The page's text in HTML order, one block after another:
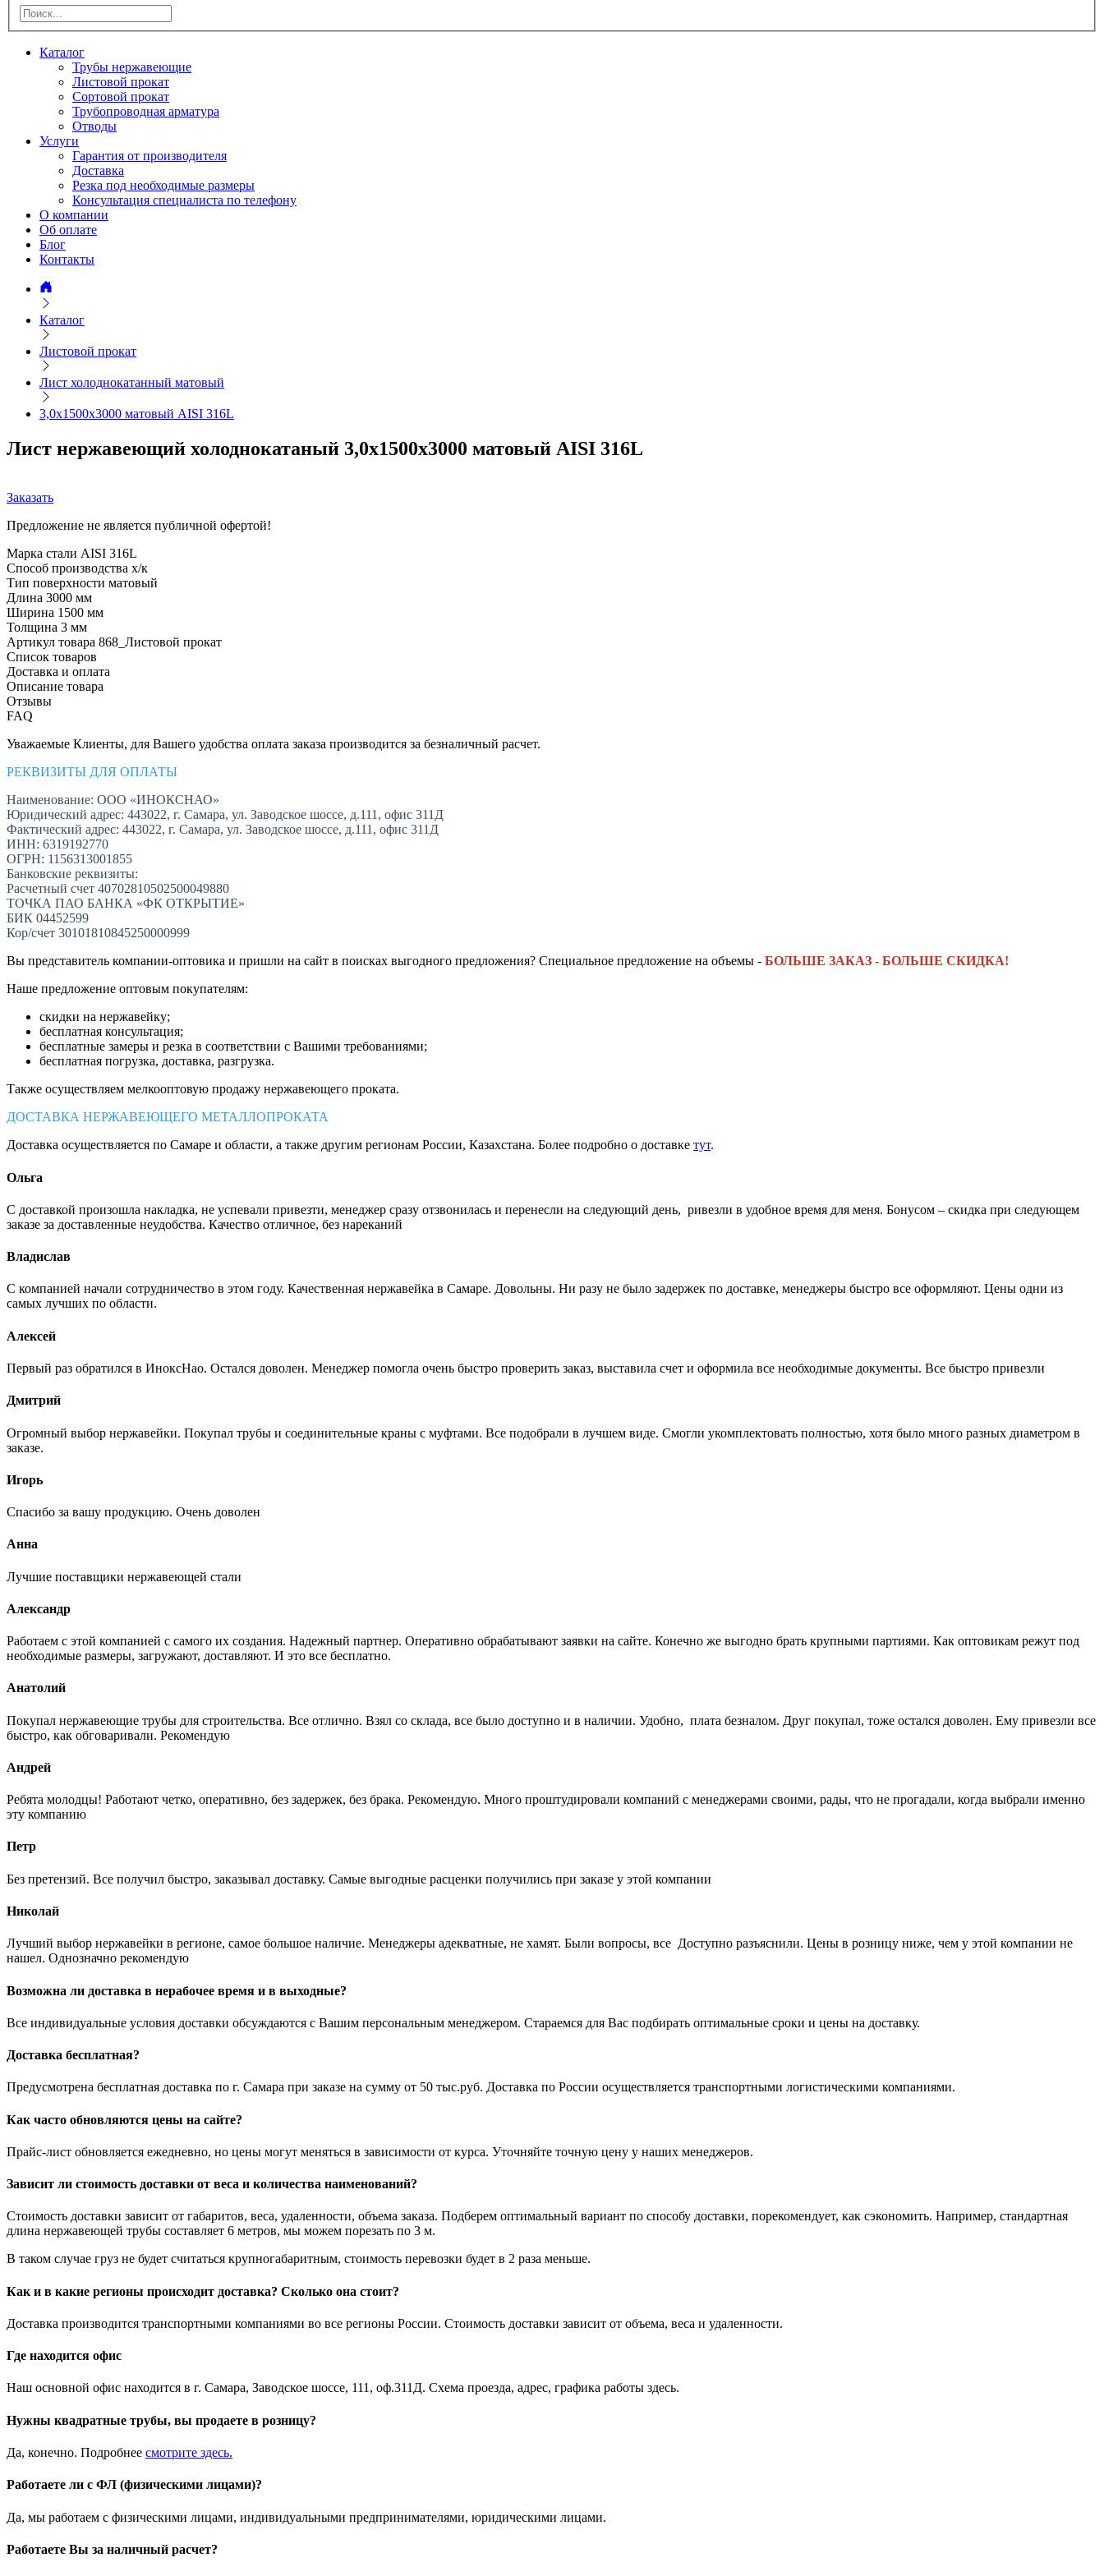
Каталог
Трубы нержавеющие
Листовой прокат
Сортовой прокат
Трубопроводная арматура
Отводы
Услуги
Гарантия от производителя
Доставка
Резка под необходимые размеры
Консультация специалиста по телефону
О компании
Об оплате
Блог
Контакты
Каталог
Листовой прокат
Лист холоднокатанный матовый
3,0х1500х3000 матовый AISI 316L
Лист нержавеющий холоднокатаный 3,0х1500х3000 матовый AISI 316L
Заказать
Предложение не является публичной офертой!
Марка стали AISI 316L
Способ производства х/к
Тип поверхности матовый
Длина 3000 мм
Ширина 1500 мм
Толщина 3 мм
Артикул товара 868_Листовой прокат
Список товаров
Доставка и оплата
Описание товара
Отзывы
FAQ
Уважаемые Клиенты, для Вашего удобства оплата заказа производится за безналичный расчет.
РЕКВИЗИТЫ ДЛЯ ОПЛАТЫ
Наименование: ООО «ИНОКСНАО»
Юридический адрес: 443022, г. Самара, ул. Заводское шоссе, д.111, офис 311Д
Фактический адрес: 443022, г. Самара, ул. Заводское шоссе, д.111, офис 311Д
ИНН: 6319192770
ОГРН: 1156313001855
Банковские реквизиты:
Расчетный счет 40702810502500049880
ТОЧКА ПАО БАНКА «ФК ОТКРЫТИЕ»
БИК 04452599
Кор/счет 30101810845250000999
Вы представитель компании-оптовика и пришли на сайт в поисках выгодного предложения? Специальное предложение на объемы - БОЛЬШЕ ЗАКАЗ - БОЛЬШЕ СКИДКА!
Наше предложение оптовым покупателям:
скидки на нержавейку;
бесплатная консультация;
бесплатные замеры и резка в соответствии с Вашими требованиями;
бесплатная погрузка, доставка, разгрузка.
Также осуществляем мелкооптовую продажу нержавеющего проката.
ДОСТАВКА НЕРЖАВЕЮЩЕГО МЕТАЛЛОПРОКАТА
Доставка осуществляется по Самаре и области, а также другим регионам России, Казахстана. Более подробно о доставке тут.
Ольга
С доставкой произошла накладка, не успевали привезти, менеджер сразу отзвонилась и перенесли на следующий день, ривезли в удобное время для меня. Бонусом – скидка при следующем
заказе за доставленные неудобства. Качество отличное, без нареканий
Владислав
С компанией начали сотрудничество в этом году. Качественная нержавейка в Самаре. Довольны. Ни разу не было задержек по доставке, менеджеры быстро все оформляют. Цены одни из
самых лучших по области.
Алексей
Первый раз обратился в ИноксНао. Остался доволен. Менеджер помогла очень быстро проверить заказ, выставила счет и оформила все необходимые документы. Все быстро привезли
Дмитрий
Огромный выбор нержавейки. Покупал трубы и соединительные краны с муфтами. Все подобрали в лучшем виде. Смогли укомплектовать полностью, хотя было много разных диаметром в
заказе.
Игорь
Спасибо за вашу продукцию. Очень доволен
Анна
Лучшие поставщики нержавеющей стали
Александр
Работаем с этой компанией с самого их создания. Надежный партнер. Оперативно обрабатывают заявки на сайте. Конечно же выгодно брать крупными партиями. Как оптовикам режут под
необходимые размеры, загружают, доставляют. И это все бесплатно.
Анатолий
Покупал нержавеющие трубы для строительства. Все отлично. Взял со склада, все было доступно и в наличии. Удобно, плата безналом. Друг покупал, тоже остался доволен. Ему привезли все
быстро, как обговаривали. Рекомендую
Андрей
Ребята молодцы! Работают четко, оперативно, без задержек, без брака. Рекомендую. Много проштудировали компаний с менеджерами своими, рады, что не прогадали, когда выбрали именно
эту компанию
Петр
Без претензий. Все получил быстро, заказывал доставку. Самые выгодные расценки получились при заказе у этой компании
Николай
Лучший выбор нержавейки в регионе, самое большое наличие. Менеджеры адекватные, не хамят. Были вопросы, все Доступно разъяснили. Цены в розницу ниже, чем у этой компании не
нашел. Однозначно рекомендую
Возможна ли доставка в нерабочее время и в выходные?
Все индивидуальные условия доставки обсуждаются с Вашим персональным менеджером. Стараемся для Вас подбирать оптимальные сроки и цены на доставку.
Доставка бесплатная?
Предусмотрена бесплатная доставка по г. Самара при заказе на сумму от 50 тыс.руб. Доставка по России осуществляется транспортными логистическими компаниями.
Как часто обновляются цены на сайте?
Прайс-лист обновляется ежедневно, но цены могут меняться в зависимости от курса. Уточняйте точную цену у наших менеджеров.
Зависит ли стоимость доставки от веса и количества наименований?
Стоимость доставки зависит от габаритов, веса, удаленности, объема заказа. Подберем оптимальный вариант по способу доставки, порекомендует, как сэкономить. Например, стандартная
длина нержавеющей трубы составляет 6 метров, мы можем порезать по 3 м.
В таком случае груз не будет считаться крупногабаритным, стоимость перевозки будет в 2 раза меньше.
Как и в какие регионы происходит доставка? Сколько она стоит?
Доставка производится транспортными компаниями во все регионы России. Стоимость доставки зависит от объема, веса и удаленности.
Где находится офис
Наш основной офис находится в г. Самара, Заводское шоссе, 111, оф.311Д. Схема проезда, адрес, графика работы здесь.
Нужны квадратные трубы, вы продаете в розницу?
Да, конечно. Подробнее смотрите здесь.
Работаете ли с ФЛ (физическими лицами)?
Да, мы работаем с физическими лицами, индивидуальными предпринимателями, юридическими лицами.
Работаете Вы за наличный расчет?